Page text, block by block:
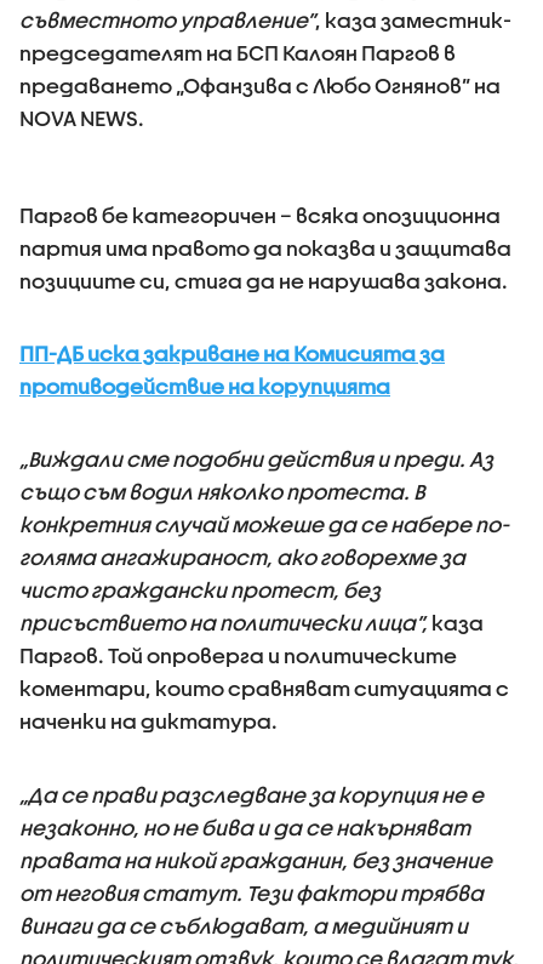
съвместното управление”, каза заместник-
председателят на БСП Калоян Паргов в
предаването „Офанзива с Любо Огнянов” на
NOVA NEWS.
Паргов бе категоричен – всяка опозиционна
партия има правото да показва и защитава
позициите си, стига да не нарушава закона.
ПП-ДБ иска закриване на Комисията за
противодействие на корупцията
„Виждали сме подобни действия и преди. Аз
също съм водил няколко протеста. В
конкретния случай можеше да се набере по-
голяма ангажираност, ако говорехме за
чисто граждански протест, без
присъствието на политически лица”, каза
Паргов. Той опроверга и политическите
коментари, които сравняват ситуацията с
наченки на диктатура.
„Да се прави разследване за корупция не е
незаконно, но не бива и да се накърняват
правата на никой гражданин, без значение
от неговия статут. Тези фактори трябва
винаги да се съблюдават, а медийният и
политическият отзвук, които се влагат тук,